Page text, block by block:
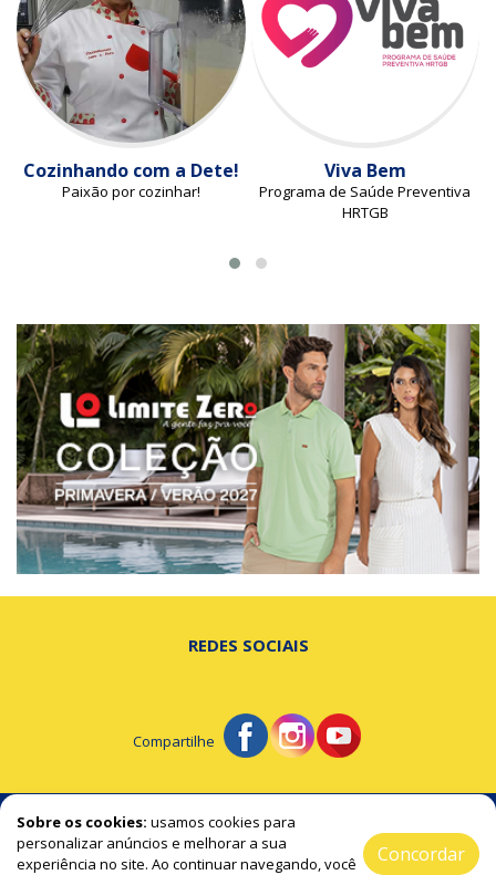
Cozinhando com a Dete!
Paixão por cozinhar!
Viva Bem
Programa de Saúde Preventiva
HRTGB
Sobre os cookies: usamos cookies para
personalizar anúncios e melhorar a sua
experiência no site. Ao continuar navegando, você
Concordar
REDES SOCIAIS
Compartilhe
© Portal de Beltrão - A notícia na hora certa!